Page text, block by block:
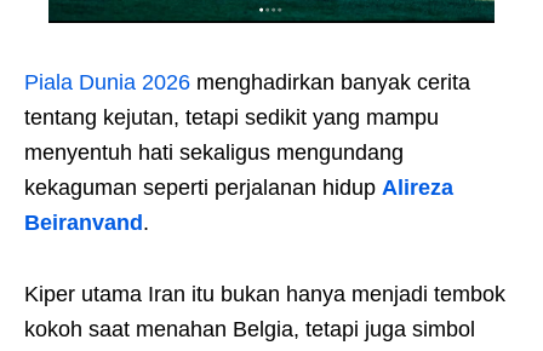
Piala Dunia 2026 menghadirkan banyak cerita
tentang kejutan, tetapi sedikit yang mampu
menyentuh hati sekaligus mengundang
kekaguman seperti perjalanan hidup Alireza
Beiranvand .
Kiper utama Iran itu bukan hanya menjadi tembok
kokoh saat menahan Belgia, tetapi juga simbol